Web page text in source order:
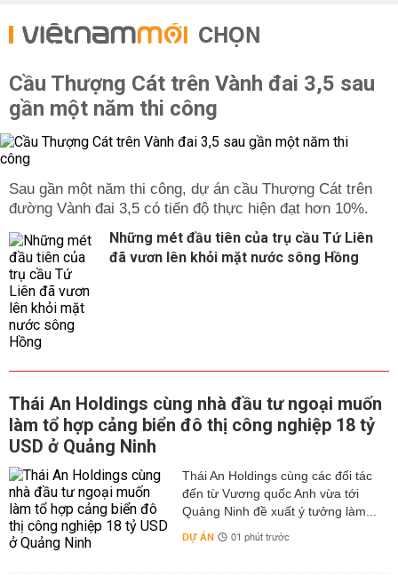
CHỌN
Cầu Thượng Cát trên Vành đai 3,5 sau
gần một năm thi công
Sau gần một năm thi công, dự án cầu Thượng Cát trên
đường Vành đai 3,5 có tiến độ thực hiện đạt hơn 10%.
Những mét đầu tiên của trụ cầu Tứ Liên
đã vươn lên khỏi mặt nước sông Hồng
Thái An Holdings cùng nhà đầu tư ngoại muốn
làm tổ hợp cảng biển đô thị công nghiệp 18 tỷ
USD ở Quảng Ninh
Thái An Holdings cùng các đối tác
đến từ Vương quốc Anh vừa tới
Quảng Ninh đề xuất ý tưởng làm...
DỰ ÁN 01 phút trước